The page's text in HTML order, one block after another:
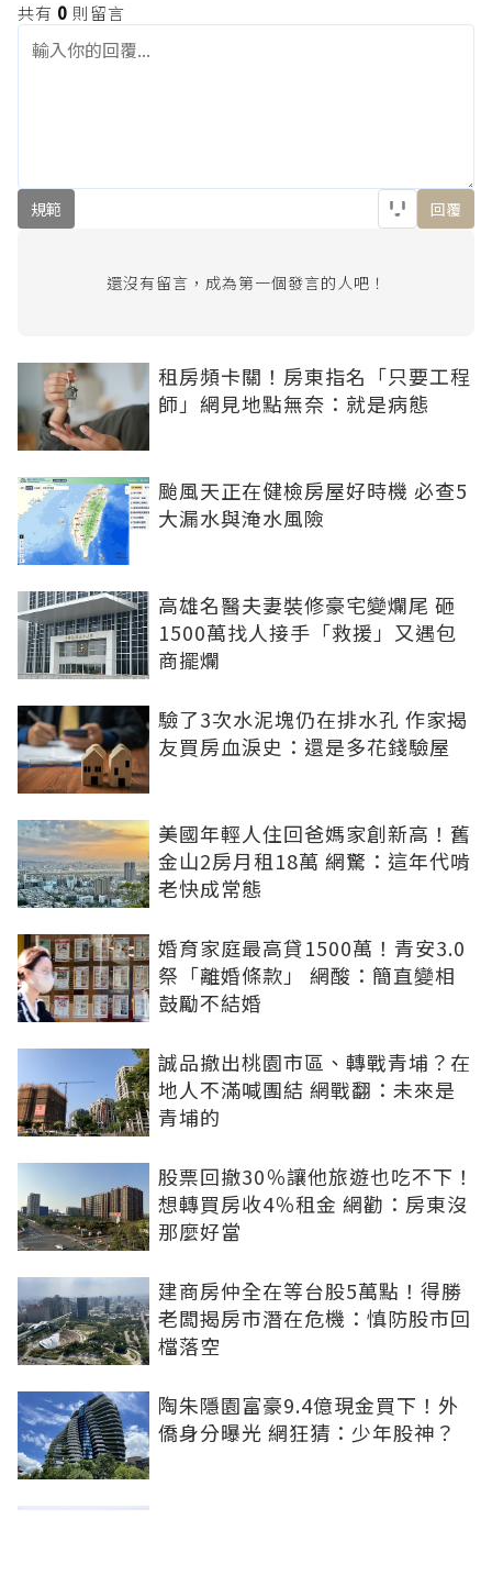
共有 0 則留言
規範 回覆
還沒有留言，成為第一個發言的人吧！
租房頻卡關！房東指名「只要工程
師」網見地點無奈：就是病態
颱風天正在健檢房屋好時機 必查5
大漏水與淹水風險
高雄名醫夫妻裝修豪宅變爛尾 砸
1500萬找人接手「救援」又遇包
商擺爛
驗了3次水泥塊仍在排水孔 作家揭
友買房血淚史：還是多花錢驗屋
美國年輕人住回爸媽家創新高！舊
金山2房月租18萬 網驚：這年代啃
老快成常態
婚育家庭最高貸1500萬！青安3.0
祭「離婚條款」 網酸：簡直變相
鼓勵不結婚
誠品撤出桃園市區、轉戰青埔？在
地人不滿喊團結 網戰翻：未來是
青埔的
股票回撤30％讓他旅遊也吃不下！
想轉買房收4％租金 網勸：房東沒
那麼好當
建商房仲全在等台股5萬點！得勝
老闆揭房市潛在危機：慎防股市回
檔落空
陶朱隱園富豪9.4億現金買下！外
僑身分曝光 網狂猜：少年股神？